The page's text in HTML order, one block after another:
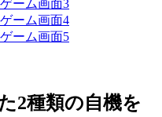
2種類の自機を